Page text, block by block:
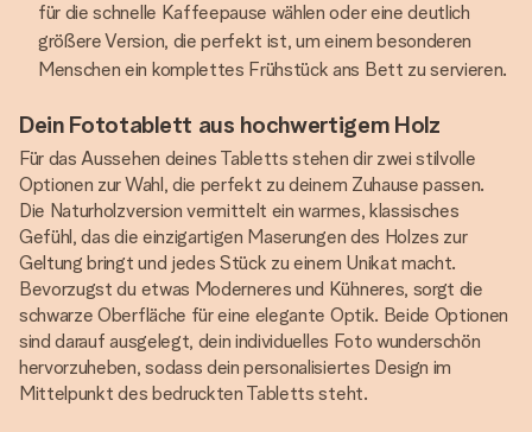
für die schnelle Kaffeepause wählen oder eine deutlich
größere Version, die perfekt ist, um einem besonderen
Menschen ein komplettes Frühstück ans Bett zu servieren.
Dein Fototablett aus hochwertigem Holz
Für das Aussehen deines Tabletts stehen dir zwei stilvolle
Optionen zur Wahl, die perfekt zu deinem Zuhause passen.
Die Naturholzversion vermittelt ein warmes, klassisches
Gefühl, das die einzigartigen Maserungen des Holzes zur
Geltung bringt und jedes Stück zu einem Unikat macht.
Bevorzugst du etwas Moderneres und Kühneres, sorgt die
schwarze Oberfläche für eine elegante Optik. Beide Optionen
sind darauf ausgelegt, dein individuelles Foto wunderschön
hervorzuheben, sodass dein personalisiertes Design im
Mittelpunkt des bedruckten Tabletts steht.